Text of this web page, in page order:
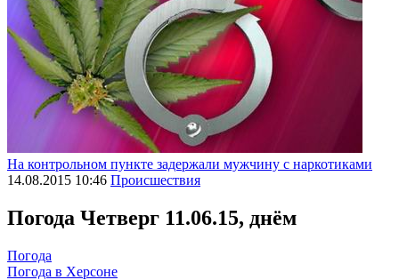
На контрольном пункте задержали мужчину с наркотиками
14.08.2015 10:46 Происшествия
Погода Четверг 11.06.15, днём
Погода
Погода в Херсоне